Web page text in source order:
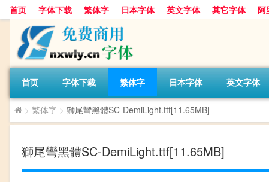
首页 字体下载 繁体字 日本字体 英文字体 其它字体 阿
首页 字体下载 繁体字 日本字体 英文字体
> 繁体字 > 獅尾彎黑體SC-DemiLight.ttf[11.65MB]
獅尾彎黑體SC-DemiLight.ttf[11.65MB]